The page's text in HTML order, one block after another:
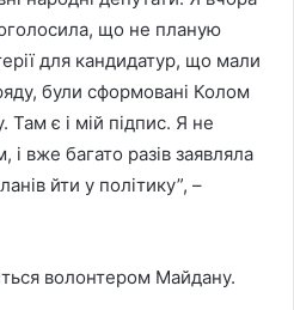
що не планую
для кандидатур, що мали
були сформовані Колом
є і мій підпис. Я не
і вже багато разів заявляла
йти у політику”, –
волонтером Майдану.